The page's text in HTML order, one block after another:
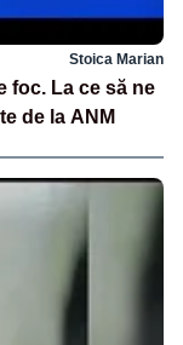
Stoica Marian
foc. La ce să ne
de la ANM